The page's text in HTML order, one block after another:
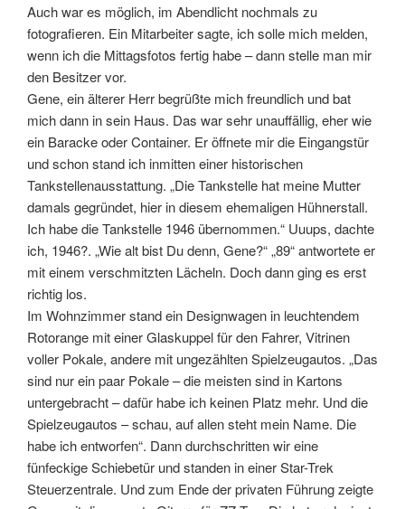
Auch war es möglich, im Abendlicht nochmals zu
fotografieren. Ein Mitarbeiter sagte, ich solle mich melden,
wenn ich die Mittagsfotos fertig habe – dann stelle man mir
den Besitzer vor.
Gene, ein älterer Herr begrüßte mich freundlich und bat
mich dann in sein Haus. Das war sehr unauffällig, eher wie
ein Baracke oder Container. Er öffnete mir die Eingangstür
und schon stand ich inmitten einer historischen
Tankstellenausstattung. „Die Tankstelle hat meine Mutter
damals gegründet, hier in diesem ehemaligen Hühnerstall.
Ich habe die Tankstelle 1946 übernommen.“ Uuups, dachte
ich, 1946?. „Wie alt bist Du denn, Gene?“ „89“ antwortete er
mit einem verschmitzten Lächeln. Doch dann ging es erst
richtig los.
Im Wohnzimmer stand ein Designwagen in leuchtendem
Rotorange mit einer Glaskuppel für den Fahrer, Vitrinen
voller Pokale, andere mit ungezählten Spielzeugautos. „Das
sind nur ein paar Pokale – die meisten sind in Kartons
untergebracht – dafür habe ich keinen Platz mehr. Und die
Spielzeugautos – schau, auf allen steht mein Name. Die
habe ich entworfen“. Dann durchschritten wir eine
fünfeckige Schiebetür und standen in einer Star-Trek
Steuerzentrale. Und zum Ende der privaten Führung zeigte